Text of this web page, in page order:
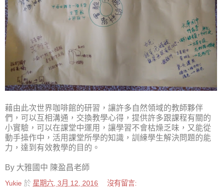
藉由此次世界咖啡館的研習，讓許多自然領域的教師夥伴
們，可以互相溝通，交換教學心得，提供許多跟課程有關的
小實驗，可以在課堂中運用，讓學習不會枯燥乏味，又能從
動手操作中，活用課堂所學的知識，訓練學生解決問題的能
力，達到有效教學的目的。
By 大雅國中 陳盈昌老師
Yukie 於 星期六, 3月 12, 2016 沒有留言: